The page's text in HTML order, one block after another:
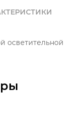
осветительной